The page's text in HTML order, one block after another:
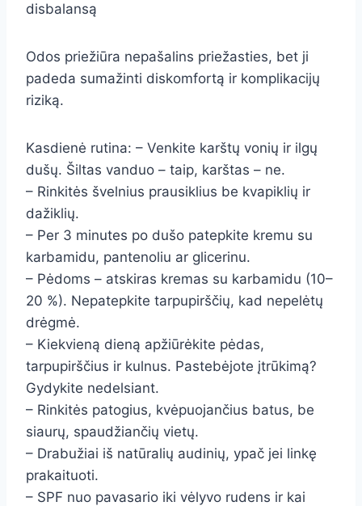
disbalansą
Odos priežiūra nepašalins priežasties, bet ji
padeda sumažinti diskomfortą ir komplikacijų
riziką.
Kasdienė rutina: – Venkite karštų vonių ir ilgų
dušų. Šiltas vanduo – taip, karštas – ne.
– Rinkitės švelnius prausiklius be kvapiklių ir
dažiklių.
– Per 3 minutes po dušo patepkite kremu su
karbamidu, pantenoliu ar glicerinu.
– Pėdoms – atskiras kremas su karbamidu (10–
20 %). Nepatepkite tarpupirščių, kad nepelėtų
drėgmė.
– Kiekvieną dieną apžiūrėkite pėdas,
tarpupirščius ir kulnus. Pastebėjote įtrūkimą?
Gydykite nedelsiant.
– Rinkitės patogius, kvėpuojančius batus, be
siaurų, spaudžiančių vietų.
– Drabužiai iš natūralių audinių, ypač jei linkę
prakaituoti.
– SPF nuo pavasario iki vėlyvo rudens ir kai